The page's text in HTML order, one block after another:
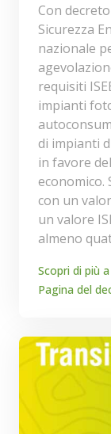
Con
Sicurezza
nazionale
requisiti
impianti
di impianti
in favore
economico.
con un
un valore
almeno
Scopri di più
Pagina del